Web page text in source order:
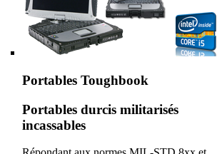
Portables Toughbook
Portables durcis militarisés
incassables